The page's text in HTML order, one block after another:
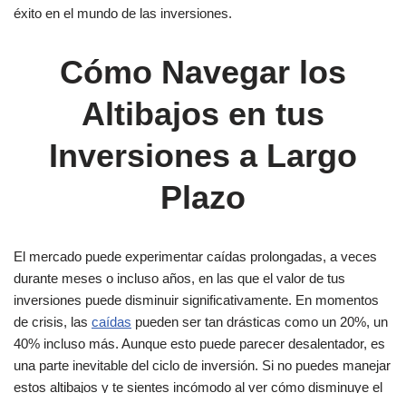
éxito en el mundo de las inversiones.
Cómo Navegar los
Altibajos en tus
Inversiones a Largo
Plazo
El mercado puede experimentar caídas prolongadas, a veces
durante meses o incluso años, en las que el valor de tus
inversiones puede disminuir significativamente. En momentos
de crisis, las caídas pueden ser tan drásticas como un 20%, un
40% incluso más. Aunque esto puede parecer desalentador, es
una parte inevitable del ciclo de inversión. Si no puedes manejar
estos altibajos y te sientes incómodo al ver cómo disminuye el